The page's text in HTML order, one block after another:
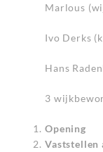
Marlous
Ivo Derks
Hans
3
Opening
Vaststellen